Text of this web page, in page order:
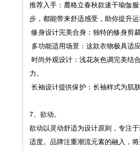
推荐入手：麓格立春秋款速干瑜伽
步，都能带来舒适感受，助你提升运
修身设计完美合身：独特的修身剪
多功能适用场景：这款衣物极具适
时尚外观设计：浅花灰色调完美结
力。
长袖设计提供保护：长袖样式为肌
7、欲动。
欲动以灵动舒适为设计原则，专注
适度。品牌注重潮流元素的融入，